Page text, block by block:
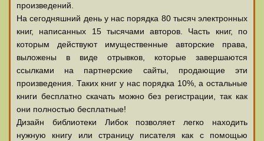
произведений.
На сегодняшний день у нас порядка 80 тысяч электронных
книг, написанных 15 тысячами авторов. Часть книг, по
которым действуют имущественные авторские права,
выложены в виде отрывков, которые завершаются
ссылками на партнерские сайты, продающие эти
произведения. Таких книг у нас порядка 10%, а остальные
книги бесплатно скачать можно без регистрации, так как
они полностью бесплатные!
Дизайн библиотеки Либок позволяет легко находить
нужную книгу или страницу писателя как с помощью